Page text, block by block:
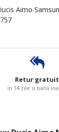
Aimo
Retur gratuit
in 14 zile si banii